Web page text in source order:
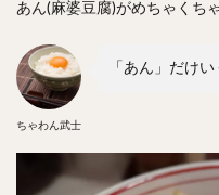
あん(麻婆豆腐)がめちゃくち
ちゃわん武士
「あん」だけ